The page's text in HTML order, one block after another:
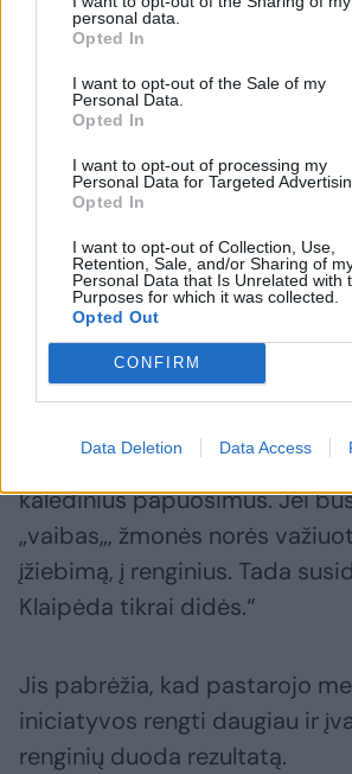
personal data.
Opted In
I want to opt-out of the Sale of my
Personal Data.
Opted In
I want to opt-out of processing my
Personal Data for Targeted
Opted In
I want to opt-out of Collection, Use,
Retention, Sale, and/or Sharing of
Personal Data that Is Unrelated with
Purposes for which it was collected.
Opted Out
CONFIRM
Data Deletion Data Access
Rezervacijos į renginius taip
jos nepasižymi ypatingu
žmogui svyruoja apie
vardina J. Tubinas.
Anot jo, nors visuotinio
viešbučių sektorius nuosaikiai
rezultatų nei praėjusiais
Pasak J. Tubino, tam įtakos
šventiškai tvarkomas miestas.
„Labai laukiam, kaip miestas
kalėdinius papuošimus. Jei
„vaibas„, žmonės norės
įžiebimą, į renginius. Tada
Klaipėda tikrai didės.“
Jis pabrėžia, kad pastarojo
iniciatyvos rengti daugiau ir
renginių duoda rezultatą.